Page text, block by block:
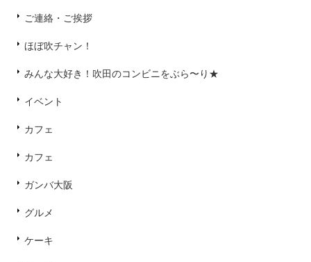
ご連絡・ご挨拶
ほぼ吹チャン！
みんな大好き！吹田のコンビニをぶら〜り★
イベント
カフェ
カフェ
ガンバ大阪
グルメ
ケーキ